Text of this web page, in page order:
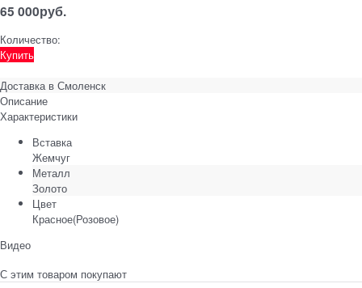
65 000руб.
Количество:
Купить
Доставка в Смоленск
Описание
Характеристики
Вставка
Жемчуг
Металл
Золото
Цвет
Красное(Розовое)
Видео
С этим товаром покупают